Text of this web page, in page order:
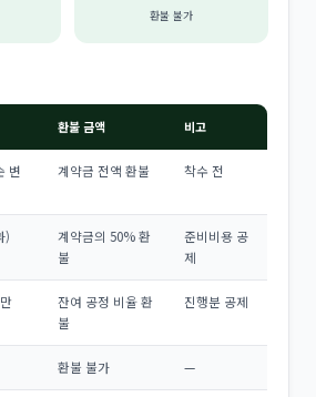
환불 불가
환불 금액 비고
변
계약금 전액 환불 착수 전
)
계약금의 50% 환
불
준비비용 공
제
잔여 공정 비율 환
불
진행분 공제
환불 불가 —